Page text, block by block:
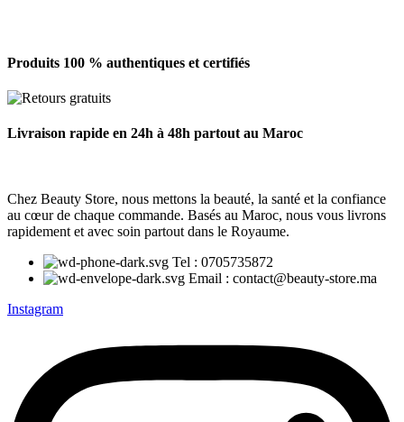
Produits 100 % authentiques et certifiés
Livraison rapide en 24h à 48h partout au Maroc
Chez Beauty Store, nous mettons la beauté, la santé et la confiance
au cœur de chaque commande. Basés au Maroc, nous vous livrons
rapidement et avec soin partout dans le Royaume.
Tel : 0705735872
Email : contact@beauty-store.ma
Instagram